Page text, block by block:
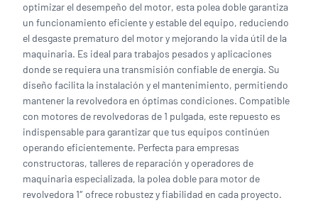
optimizar el desempeño del motor, esta polea doble garantiza
un funcionamiento eficiente y estable del equipo, reduciendo
el desgaste prematuro del motor y mejorando la vida útil de la
maquinaria. Es ideal para trabajos pesados y aplicaciones
donde se requiera una transmisión confiable de energía. Su
diseño facilita la instalación y el mantenimiento, permitiendo
mantener la revolvedora en óptimas condiciones. Compatible
con motores de revolvedoras de 1 pulgada, este repuesto es
indispensable para garantizar que tus equipos continúen
operando eficientemente. Perfecta para empresas
constructoras, talleres de reparación y operadores de
maquinaria especializada, la polea doble para motor de
revolvedora 1″ ofrece robustez y fiabilidad en cada proyecto.